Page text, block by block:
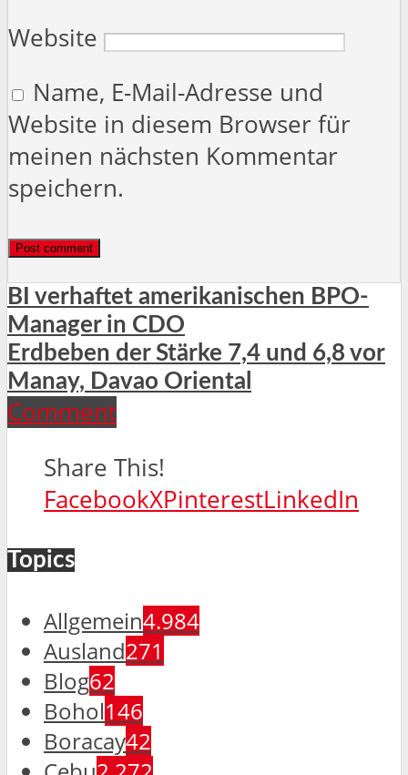
Website
Name, E-Mail-Adresse und
Website in diesem Browser für
meinen nächsten Kommentar
speichern.
BI verhaftet amerikanischen BPO-
Manager in CDO
Erdbeben der Stärke 7,4 und 6,8 vor
Manay, Davao Oriental
Comment
Share This!
FacebookXPinterestLinkedIn
Topics
Allgemein4.984
Ausland271
Blog62
Bohol146
Boracay42